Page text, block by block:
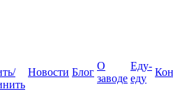
Новости Блог
О
заводе
Еду-
еду